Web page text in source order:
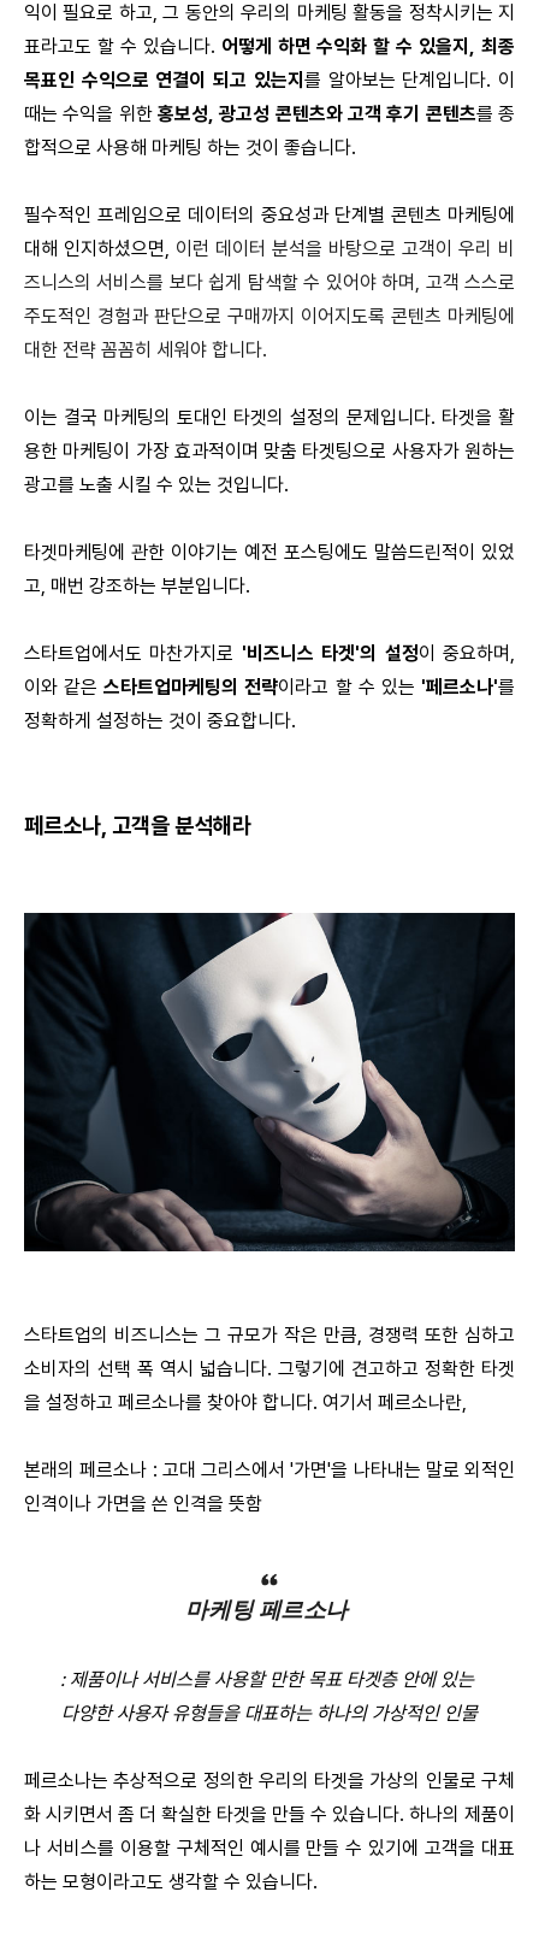
익이 필요로 하고, 그 동안의 우리의 마케팅 활동을 정착시키는 지
표라고도 할 수 있습니다. 어떻게 하면 수익화 할 수 있을지, 최종
목표인 수익으로 연결이 되고 있는지 를 알아보는 단계입니다. 이
때는 수익을 위한 홍보성, 광고성 콘텐츠와 고객 후기 콘텐츠를 종
합적으로 사용해 마케팅 하는 것이 좋습니다.
필수적인 프레임으로 데이터의 중요성과 단계별 콘텐츠 마케팅에
대해 인지하셨으면, 이런 데이터 분석을 바탕으로 고객이 우리 비
즈니스의 서비스를 보다 쉽게 탐색할 수 있어야 하며, 고객 스스로
주도적인 경험과 판단으로 구매까지 이어지도록 콘텐츠 마케팅에
대한 전략 꼼꼼히 세워야 합니다.
이는 결국 마케팅의 토대인 타겟의 설정의 문제입니다. 타겟을 활
용한 마케팅이 가장 효과적이며 맞춤 타겟팅으로 사용자가 원하는
광고를 노출 시킬 수 있는 것입니다.
타겟마케팅에 관한 이야기는 예전 포스팅에도 말씀드린적이 있었
고, 매번 강조하는 부분입니다.
스타트업에서도 마찬가지로 '비즈니스 타겟'의 설정이 중요하며,
이와 같은스타트업마케팅의 전략이라고 할 수 있는 '페르소나'를
정확하게 설정하는 것이 중요합니다.
페르소나, 고객을 분석해라
스타트업의 비즈니스는 그 규모가 작은 만큼, 경쟁력 또한 심하고
소비자의 선택 폭 역시 넓습니다. 그렇기에 견고하고 정확한 타겟
을 설정하고 페르소나를 찾아야 합니다. 여기서 페르소나란,
본래의 페르소나 : 고대 그리스에서 '가면'을 나타내는 말로 외적인
인격이나 가면을 쓴 인격을 뜻함
마케팅 페르소나
: 제품이나 서비스를 사용할 만한 목표 타겟층 안에 있는
다양한 사용자 유형들을 대표하는 하나의 가상적인 인물
페르소나는 추상적으로 정의한 우리의 타겟을 가상의 인물로 구체
화 시키면서 좀 더 확실한 타겟을 만들 수 있습니다. 하나의 제품이
나 서비스를 이용할 구체적인 예시를 만들 수 있기에 고객을 대표
하는 모형이라고도 생각할 수 있습니다.